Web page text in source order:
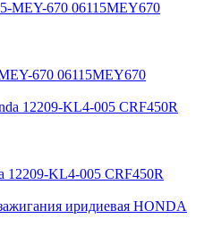
670 06115MEY670
12209-KL4-005 CRF450R